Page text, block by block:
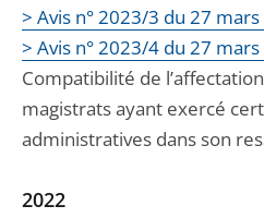
> Avis n° 2023/3 du 27
> Avis n° 2023/4 du 27
Compatibilité de
magistrats ayant exercé
administratives dans son
2022